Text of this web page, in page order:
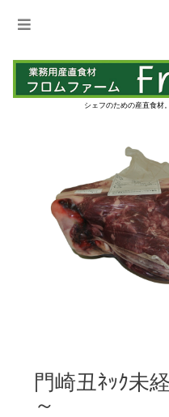
シェフのための産直食材。
門崎丑ﾈｯｸ未
～